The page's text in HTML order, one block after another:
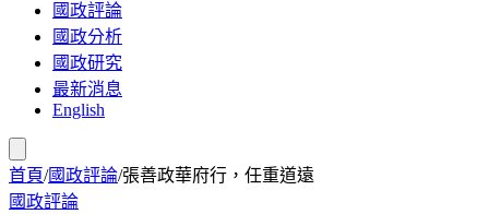
國政評論
國政分析
國政研究
最新消息
English
首頁/國政評論/張善政華府行，任重道遠
國政評論